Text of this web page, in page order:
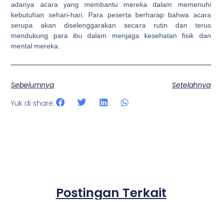
adanya acara yang membantu mereka dalam memenuhi
kebutuhan sehari-hari. Para peserta berharap bahwa acara
serupa akan diselenggarakan secara rutin dan terus
mendukung para ibu dalam menjaga kesehatan fisik dan
mental mereka.
Sebelumnya
Setelahnya
Yuk di share:
Postingan Terkait